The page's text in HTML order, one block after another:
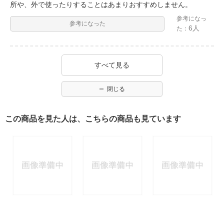
所や、外で使ったりすることはあまりおすすめしません。
参考になった
参考になっ
た：6人
すべて見る
閉じる
この商品を見た人は、こちらの商品も見ています